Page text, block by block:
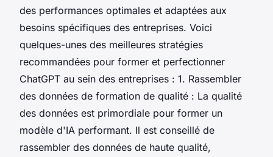
des performances optimales et adaptées aux
besoins spécifiques des entreprises. Voici
quelques-unes des meilleures stratégies
recommandées pour former et perfectionner
ChatGPT au sein des entreprises : 1. Rassembler
des données de formation de qualité : La qualité
des données est primordiale pour former un
modèle d'IA performant. Il est conseillé de
rassembler des données de haute qualité,